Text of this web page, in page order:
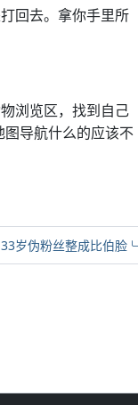
回去。拿你手里所
浏览区，找到自己
导航什么的应该不
岁伪粉丝整成比伯脸